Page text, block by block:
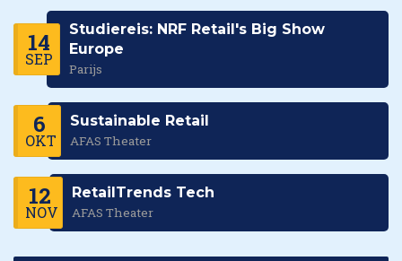
14
SEP
Studiereis: NRF Retail's Big Show
Europe
Parijs
6
OKT
Sustainable Retail
AFAS Theater
12
NOV
RetailTrends Tech
AFAS Theater